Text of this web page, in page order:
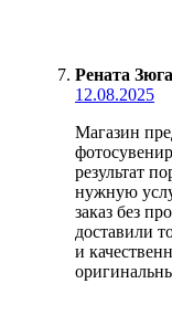
Рената
12.08.2025
Магазин
результат
нужную
заказ без
доставили
и